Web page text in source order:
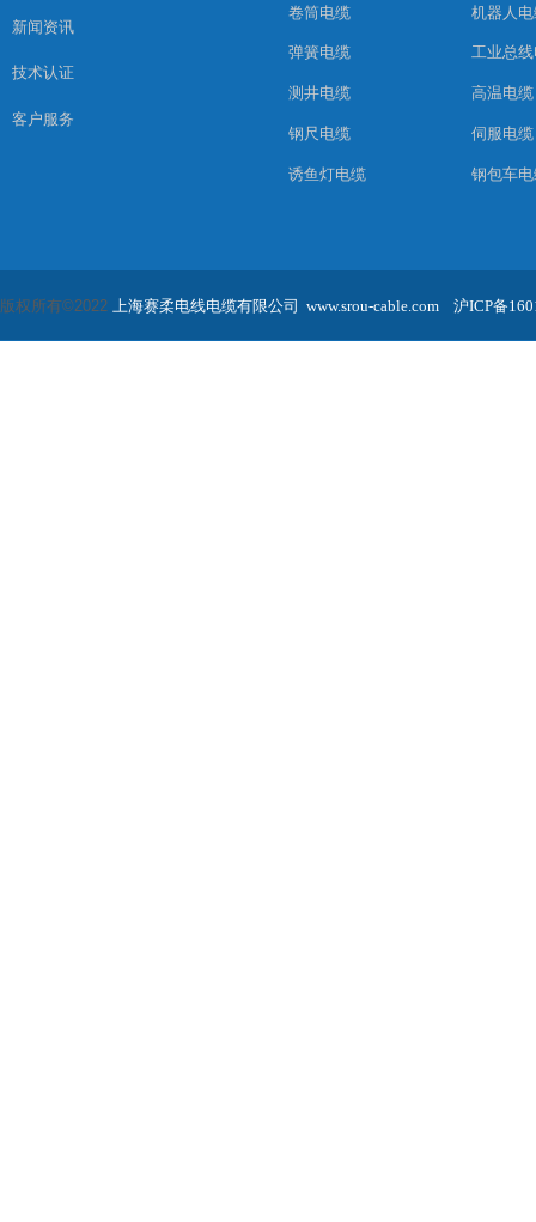
版权所有©2022 上海赛柔电线电缆有限公司 www.srou-cable.com 沪ICP备
机器人
工业总
高温电缆
伺服电缆
钢包车
卷筒电缆
弹簧电缆
测井电缆
钢尺电缆
诱鱼灯电缆
新闻资讯
技术认证
客户服务